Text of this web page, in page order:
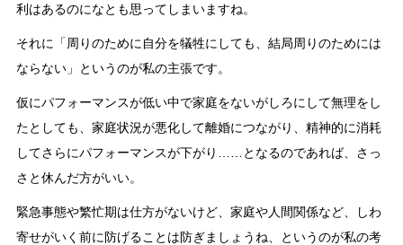
利はあるのになとも思ってしまいますね。
それに「周りのために自分を犠牲にしても、結局周りのためには
ならない」というのが私の主張です。
仮にパフォーマンスが低い中で家庭をないがしろにして無理をし
たとしても、家庭状況が悪化して離婚につながり、精神的に消耗
してさらにパフォーマンスが下がり……となるのであれば、さっ
さと休んだ方がいい。
緊急事態や繁忙期は仕方がないけど、家庭や人間関係など、しわ
寄せがいく前に防げることは防ぎましょうね、というのが私の考